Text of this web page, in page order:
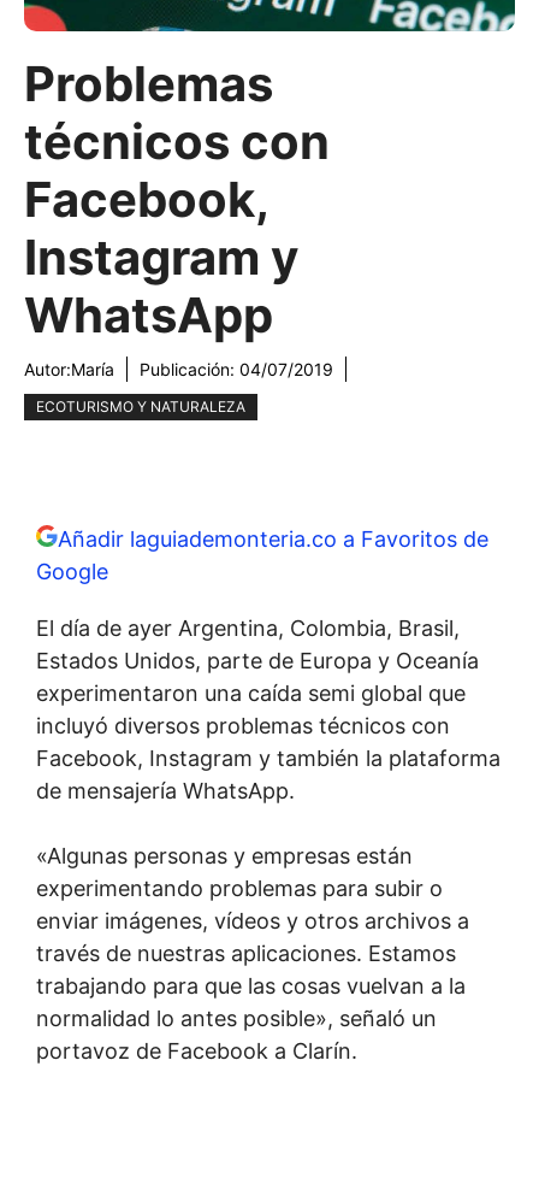
Problemas
técnicos con
Facebook,
Instagram y
WhatsApp
Autor:María Publicación: 04/07/2019
ECOTURISMO Y NATURALEZA
Añadir laguiademonteria.co a Favoritos de
Google
El día de ayer Argentina, Colombia, Brasil,
Estados Unidos, parte de Europa y Oceanía
experimentaron una caída semi global que
incluyó diversos problemas técnicos con
Facebook, Instagram y también la plataforma
de mensajería WhatsApp.
«Algunas personas y empresas están
experimentando problemas para subir o
enviar imágenes, vídeos y otros archivos a
través de nuestras aplicaciones. Estamos
trabajando para que las cosas vuelvan a la
normalidad lo antes posible», señaló un
portavoz de Facebook a Clarín.